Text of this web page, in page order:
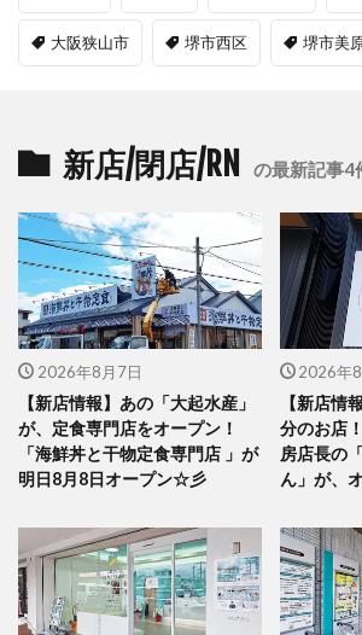
大阪狭山市 堺市西区 堺市美
新店/閉店/RN の最新記事4
2026年8月7日
【新店情報】あの「大起水産」
が、定食専門店をオープン！
「海鮮丼と干物定食専門店 」が
明日8月8日オープン☆彡
2026年
【新店情
分のお店
房店長の
ん」が、